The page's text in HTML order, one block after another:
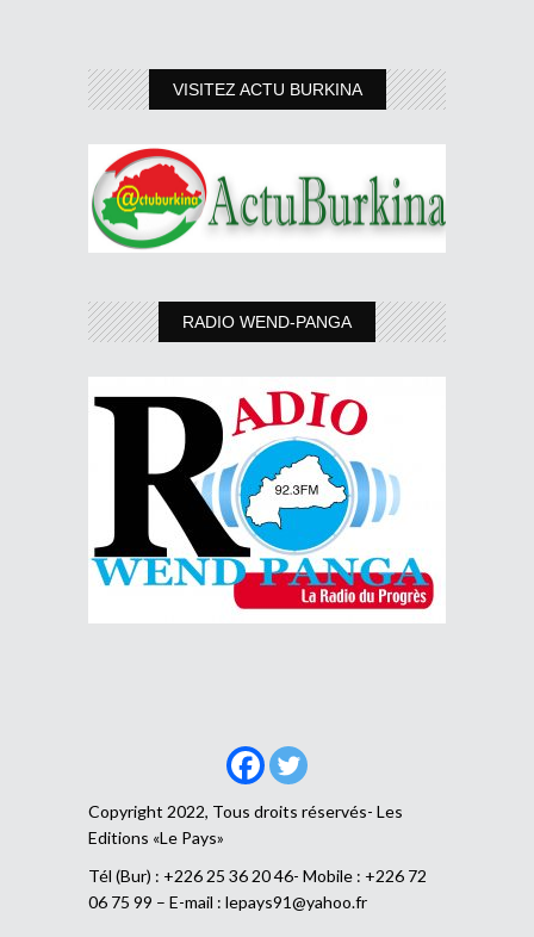
VISITEZ ACTU BURKINA
RADIO WEND-PANGA
Copyright 2022, Tous droits réservés- Les
Editions «Le Pays»
Tél (Bur) : +226 25 36 20 46- Mobile : +226 72
06 75 99 – E-mail : lepays91@yahoo.fr